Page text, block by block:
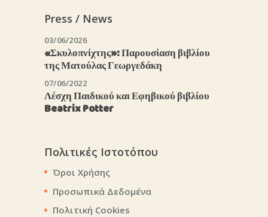
Press / News
03/06/2026
«Σκυλοπνίχτης»: Παρουσίαση βιβλίου
της Ματούλας Γεωργεδάκη
07/06/2022
Λέσχη Παιδικού και Εφηβικού βιβλίου
Beatrix Potter
Πολιτικές Ιστοτόπου
Όροι Χρήσης
Προσωπικά Δεδομένα
Πολιτική Cookies